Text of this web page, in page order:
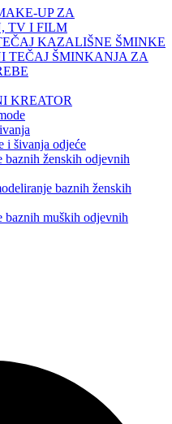
UP ZA
TV I FILM
KAZALIŠNE ŠMINKE
TEČAJ ŠMINKANJA ZA
KREATOR
i šivanja odjeće
baznih ženskih odjevnih
baznih ženskih
baznih muških odjevnih